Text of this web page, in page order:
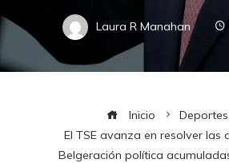
Laura R Manahan
Inicio
Deportes
El TSE avanza en resolver las
Belgeración política